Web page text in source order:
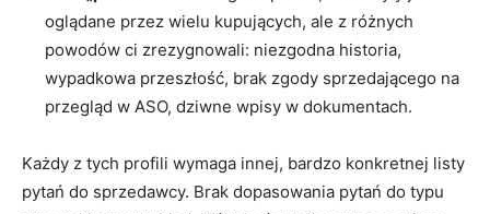
oglądane przez wielu kupujących, ale z różnych
powodów ci zrezygnowali: niezgodna historia,
wypadkowa przeszłość, brak zgody sprzedającego na
przegląd w ASO, dziwne wpisy w dokumentach.
Każdy z tych profili wymaga innej, bardzo konkretnej listy
pytań do sprzedawcy. Brak dopasowania pytań do typu